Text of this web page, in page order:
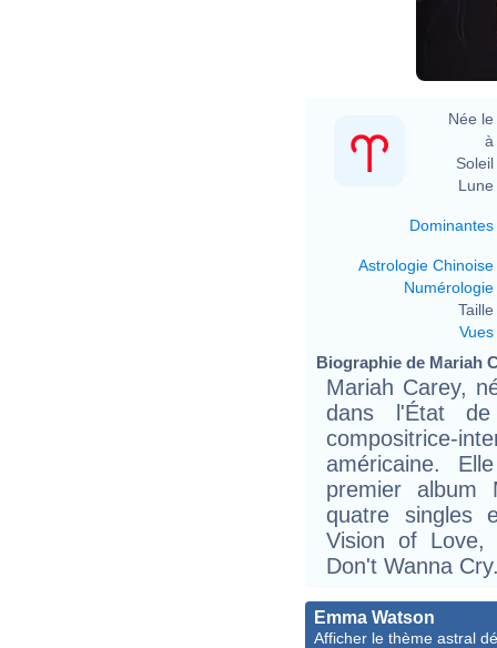
Née le
à
Soleil
Lune
Dominantes
Astrologie Chinoise
Numérologie
Taille
Vues
Biographie de Mariah
Mariah Carey,
dans l'État
compositrice-
américaine.
premier album
quatre singles
Vision of Love,
Don't Wanna
Emma Watson
Afficher le thème astral